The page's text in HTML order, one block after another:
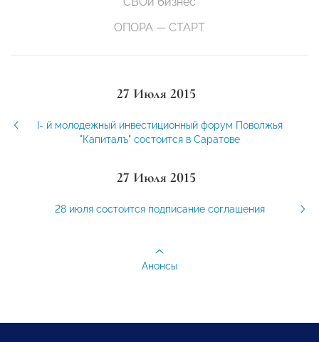
ОПОРА — СТАРТ
27 Июля 2015
I- й молодежный инвестиционный форум Поволжья
"Капиталъ" состоится в Саратове
27 Июля 2015
28 июля состоится подписание соглашения
Анонсы